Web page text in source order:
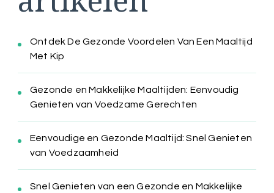
Ontdek De Gezonde Voordelen Van Een Maaltijd
Met Kip
Gezonde en Makkelijke Maaltijden: Eenvoudig
Genieten van Voedzame Gerechten
Eenvoudige en Gezonde Maaltijd: Snel Genieten
van Voedzaamheid
Snel Genieten van een Gezonde en Makkelijke